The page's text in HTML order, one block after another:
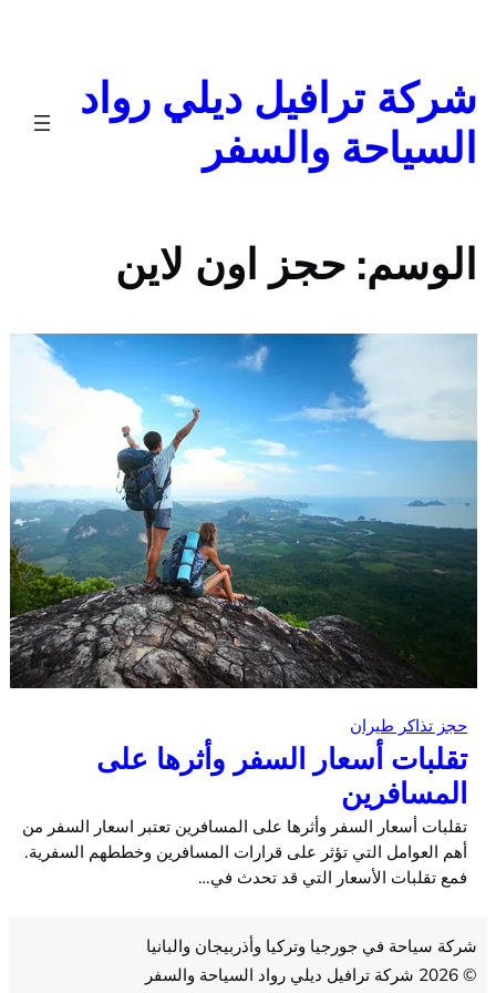
شركة ترافيل ديلي رواد
السياحة والسفر
الوسم: حجز اون لاين
حجز تذاكر طيران
تقلبات أسعار السفر وأثرها على
المسافرين
تقلبات أسعار السفر وأثرها على المسافرين تعتبر اسعار السفر من
أهم العوامل التي تؤثر على قرارات المسافرين وخططهم السفرية.
فمع تقلبات الأسعار التي قد تحدث في…
شركة سياحة في جورجيا وتركيا وأذربيجان والبانيا
© 2026 شركة ترافيل ديلي رواد السياحة والسفر